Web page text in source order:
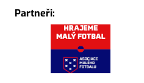
Partneři: